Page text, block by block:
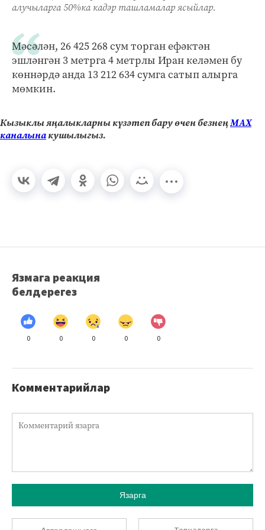
алучыларга 50%ка кадәр ташламалар ясыйлар.
Мәсәлән, 26 425 268 сум торган ефәктән
эшләнгән 3 метрга 4 метрлы Иран келәмен бу
көннәрдә анда 13 212 634 сумга сатып алырга
мөмкин.
Кызыклы яңалыкларны күзәтеп бару өчен безнеңМАХ
каналынакушылыгыз.
Язмага реакция
белдерегез
0 0 0 0 0
Комментарийлар
Язарга